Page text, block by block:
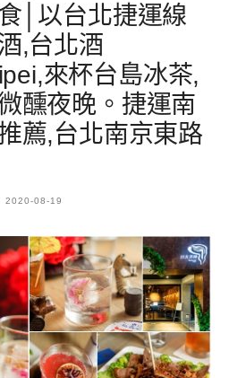
│以台北捷運線
,台北酒
來杯台島冰茶,
醺夜晚。捷運南
薦,台北南京東路
2020-08-19